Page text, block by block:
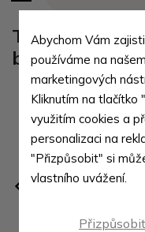
Tmavě
batohu, etue
Abychom Vám
používáme na
marketingových
Kliknutím na tlačítko
využitím cookies a
personalizaci na
"Přizpůsobit" si
vlastního uvážení.
Přizpůsobit